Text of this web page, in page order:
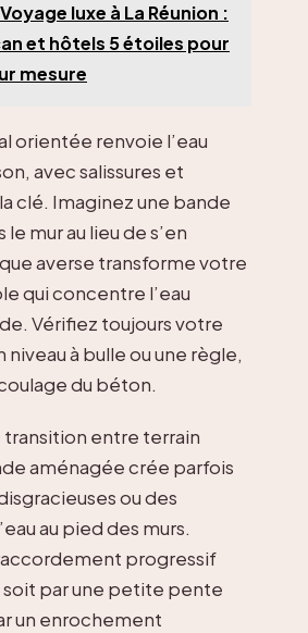
Voyage luxe à La Réunion :
et hôtels 5 étoiles pour
mesure
orientée renvoie l’eau
avec salissures et
clé. Imaginez une bande
mur au lieu de s’en
averse transforme votre
qui concentre l’eau
Vérifiez toujours votre
niveau à bulle ou une règle,
du béton.
transition entre terrain
aménagée crée parfois
ou des
au pied des murs.
progressif
soit par une petite pente
un enrochement